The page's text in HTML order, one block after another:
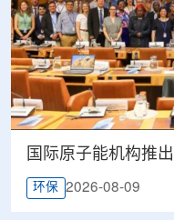
国际原子能机构推
环保 2026-08-09